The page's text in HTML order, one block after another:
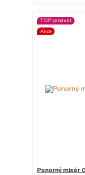
TOP produkt
Akce
Ponorný mixér